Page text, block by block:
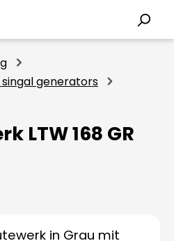
generators
LTW 168 GR